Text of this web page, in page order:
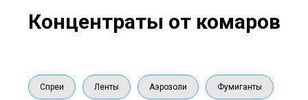
Концентраты от комаров
Спреи Ленты Аэрозоли Фумиганты